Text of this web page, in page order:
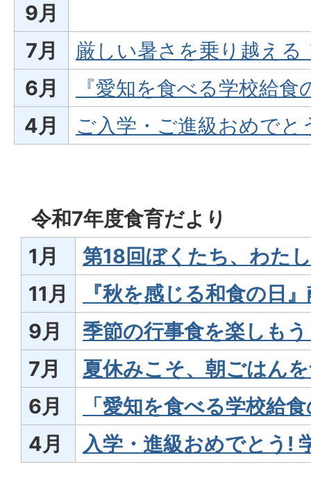
9月
7月
厳しい暑さを乗り越え
6月
『愛知を食べる学校給
4月
ご入学・ご進級おめで
令和7年度食育だより
1月
第18回ぼくたち、わた
11月
『秋を感じる和食の日
9月
季節の行事食を楽しも
7月
夏休みこそ、朝ごはん
6月
「愛知を食べる学校給
4月
入学・進級おめでとう!